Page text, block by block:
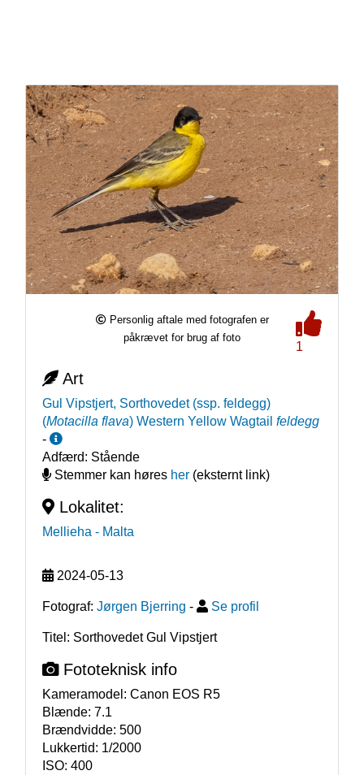
Personlig aftale med fotografen er
påkrævet for brug af foto
1
Art
Gul Vipstjert, Sorthovedet (ssp. feldegg)
(Motacilla flava) Western Yellow Wagtail feldegg
-
Adfærd: Stående
Stemmer kan høres her(eksternt link)
Lokalitet:
Mellieha - Malta
2024-05-13
Fotograf: Jørgen Bjerring - Se profil
Titel: Sorthovedet Gul Vipstjert
Fototeknisk info
Kameramodel: Canon EOS R5
Blænde: 7.1
Brændvidde: 500
Lukkertid: 1/2000
ISO: 400